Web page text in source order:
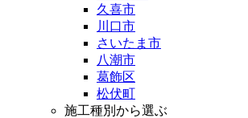
久喜市
川口市
さいたま市
八潮市
葛飾区
松伏町
施工種別から選ぶ